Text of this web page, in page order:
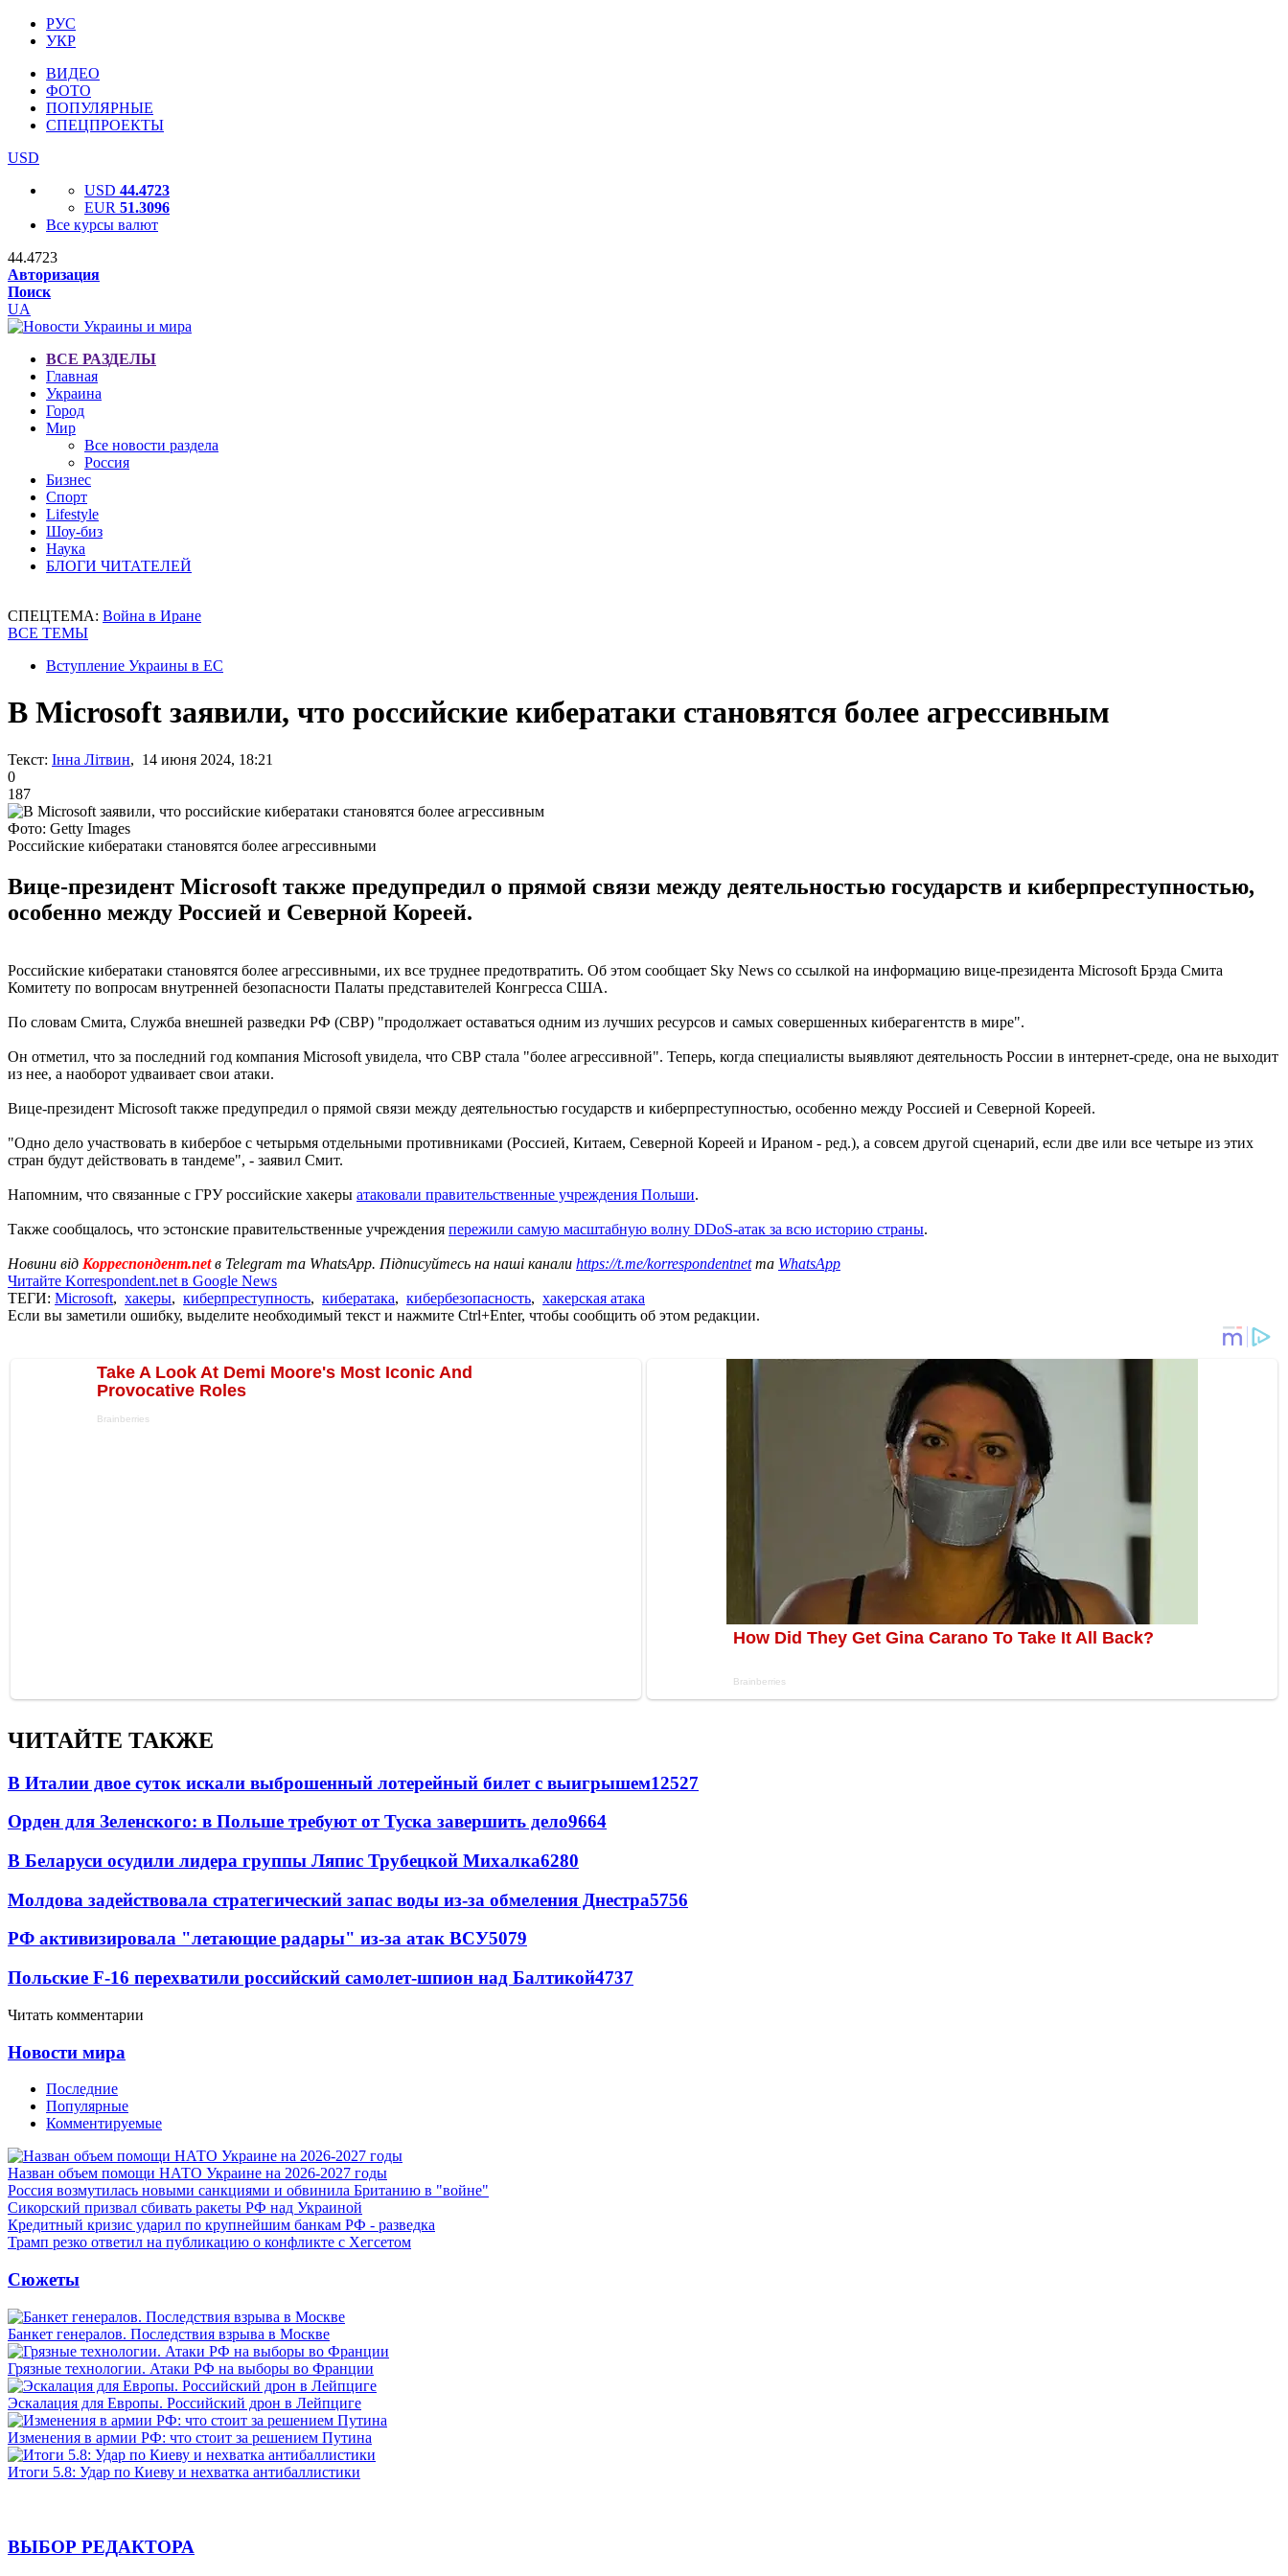
РУС
УКР
ВИДЕО
ФОТО
ПОПУЛЯРНЫЕ
СПЕЦПРОЕКТЫ
USD
USD 44.4723
EUR 51.3096
Все курсы валют
44.4723
Авторизация
Поиск
UA
ВСЕ РАЗДЕЛЫ
Главная
Украина
Город
Мир
Все новости раздела
Россия
Бизнес
Спорт
Lifestyle
Шоу-биз
Наука
БЛОГИ ЧИТАТЕЛЕЙ
СПЕЦТЕМА: Война в Иране
ВСЕ ТЕМЫ
Вступление Украины в ЕС
В Microsoft заявили, что российские кибератаки становятся более агрессивным
Текст: Інна Літвин, 14 июня 2024, 18:21
0
187
Фото: Getty Images
Российские кибератаки становятся более агрессивными
Вице-президент Microsoft также предупредил о прямой связи между деятельностью государств и киберпреступностью,
особенно между Россией и Северной Кореей.
Российские кибератаки становятся более агрессивными, их все труднее предотвратить. Об этом сообщает Sky News со ссылкой на информацию вице-президента Microsoft Брэда Смита
Комитету по вопросам внутренней безопасности Палаты представителей Конгресса США.
По словам Смита, Служба внешней разведки РФ (СВР) "продолжает оставаться одним из лучших ресурсов и самых совершенных киберагентств в мире".
Он отметил, что за последний год компания Microsoft увидела, что СВР стала "более агрессивной". Теперь, когда специалисты выявляют деятельность России в интернет-среде, она не выходит
из нее, а наоборот удваивает свои атаки.
Вице-президент Microsoft также предупредил о прямой связи между деятельностью государств и киберпреступностью, особенно между Россией и Северной Кореей.
"Одно дело участвовать в кибербое с четырьмя отдельными противниками (Россией, Китаем, Северной Кореей и Ираном - ред.), а совсем другой сценарий, если две или все четыре из этих
стран будут действовать в тандеме", - заявил Смит.
Напомним, что связанные с ГРУ российские хакеры атаковали правительственные учреждения Польши.
Также сообщалось, что эстонские правительственные учреждения пережили самую масштабную волну DDoS-атак за всю историю страны.
Новини від Корреспондент.netв Telegram та WhatsApp. Підписуйтесь на наші канали https://t.me/korrespondentnetта WhatsApp
Читайте Korrespondent.net в Google News
ТЕГИ: Microsoft, хакеры, киберпреступность, кибератака, кибербезопасность, хакерская атака
Если вы заметили ошибку, выделите необходимый текст и нажмите Ctrl+Enter, чтобы сообщить об этом редакции.
ЧИТАЙТЕ ТАКЖЕ
В Италии двое суток искали выброшенный лотерейный билет с выигрышем12527
Орден для Зеленского: в Польше требуют от Туска завершить дело9664
В Беларуси осудили лидера группы Ляпис Трубецкой Михалка6280
Молдова задействовала стратегический запас воды из-за обмеления Днестра5756
РФ активизировала "летающие радары" из-за атак ВСУ5079
Польские F-16 перехватили российский самолет-шпион над Балтикой4737
Читать комментарии
Новости мира
Последние
Популярные
Комментируемые
Назван объем помощи НАТО Украине на 2026-2027 годы
Россия возмутилась новыми санкциями и обвинила Британию в "войне"
Сикорский призвал сбивать ракеты РФ над Украиной
Кредитный кризис ударил по крупнейшим банкам РФ - разведка
Трамп резко ответил на публикацию о конфликте с Хегсетом
Сюжеты
Банкет генералов. Последствия взрыва в Москве
Грязные технологии. Атаки РФ на выборы во Франции
Эскалация для Европы. Российский дрон в Лейпциге
Изменения в армии РФ: что стоит за решением Путина
Итоги 5.8: Удар по Киеву и нехватка антибаллистики
ВЫБОР РЕДАКТОРА